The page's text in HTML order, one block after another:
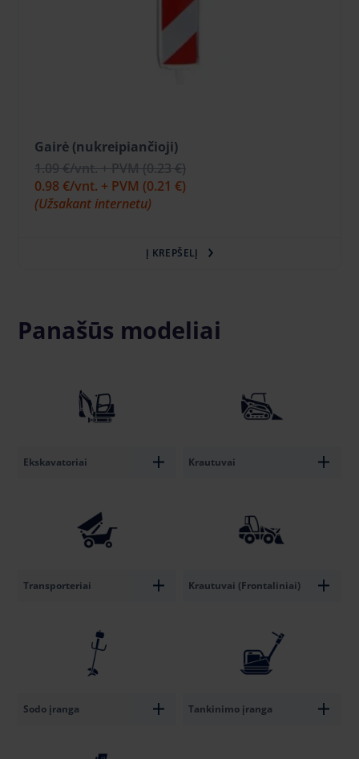
Gairė (nukreipiančioji)
1.09 €/vnt. + PVM(0.23 €)
0.98 €/vnt. + PVM (0.21 €)
(Užsakant internetu)
Į KREPŠELĮ
Panašūs modeliai
Ekskavatoriai Krautuvai
Transporteriai Krautuvai (Frontaliniai)
Sodo įranga Tankinimo įranga